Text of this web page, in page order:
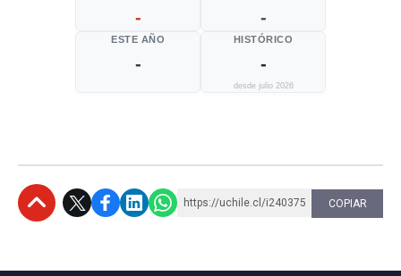
- -
ESTE AÑO
-
HISTÓRICO
-
desde julio 2026
https://uchile.cl/i240375 COPIAR